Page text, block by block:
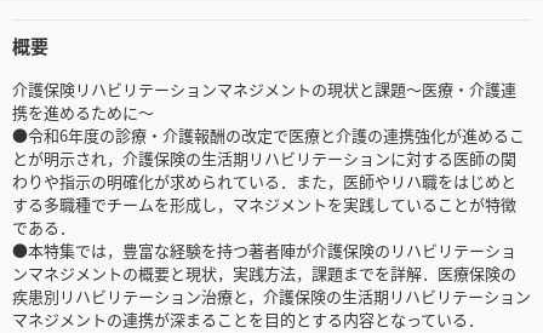
概要
介護保険リハビリテーションマネジメントの現状と課題～医療・介護連
携を進めるために～
●令和6年度の診療・介護報酬の改定で医療と介護の連携強化が進めるこ
とが明示され，介護保険の生活期リハビリテーションに対する医師の関
わりや指示の明確化が求められている．また，医師やリハ職をはじめと
する多職種でチームを形成し，マネジメントを実践していることが特徴
である．
●本特集では，豊富な経験を持つ著者陣が介護保険のリハビリテーショ
ンマネジメントの概要と現状，実践方法，課題までを詳解．医療保険の
疾患別リハビリテーション治療と，介護保険の生活期リハビリテーション
マネジメントの連携が深まることを目的とする内容となっている．